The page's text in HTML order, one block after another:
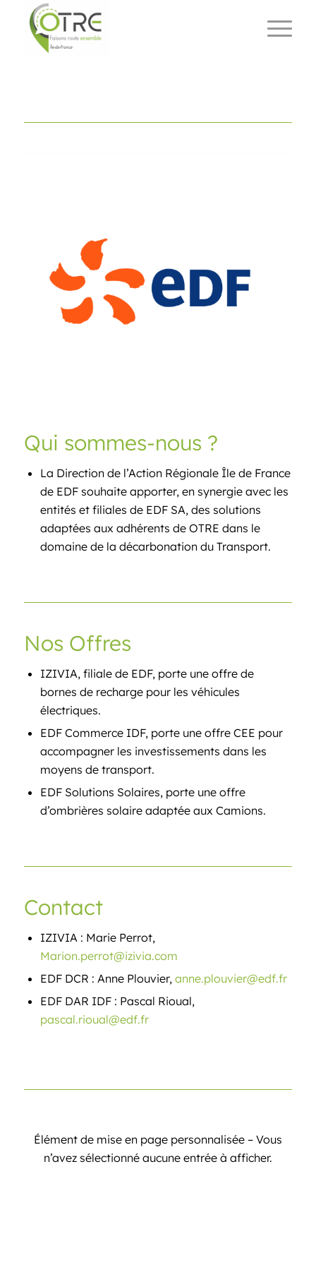
Qui sommes-nous ?
La Direction de l’Action Régionale Île de France
de EDF souhaite apporter, en synergie avec les
entités et filiales de EDF SA, des solutions
adaptées aux adhérents de OTRE dans le
domaine de la décarbonation du Transport.
Nos Offres
IZIVIA, filiale de EDF, porte une offre de
bornes de recharge pour les véhicules
électriques.
EDF Commerce IDF, porte une offre CEE pour
accompagner les investissements dans les
moyens de transport.
EDF Solutions Solaires, porte une offre
d’ombrières solaire adaptée aux Camions.
Contact
IZIVIA : Marie Perrot,
Marion.perrot@izivia.com
EDF DCR : Anne Plouvier, anne.plouvier@edf.fr
EDF DAR IDF : Pascal Rioual,
pascal.rioual@edf.fr
Élément de mise en page personnalisée – Vous
n’avez sélectionné aucune entrée à afficher.